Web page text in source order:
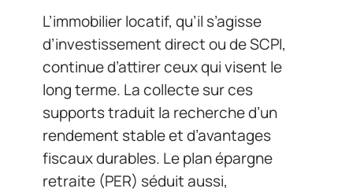
L’immobilier locatif, qu’il s’agisse
d’investissement direct ou de SCPI,
continue d’attirer ceux qui visent le
long terme. La collecte sur ces
supports traduit la recherche d’un
rendement stable et d’avantages
fiscaux durables. Le plan épargne
retraite (PER) séduit aussi,